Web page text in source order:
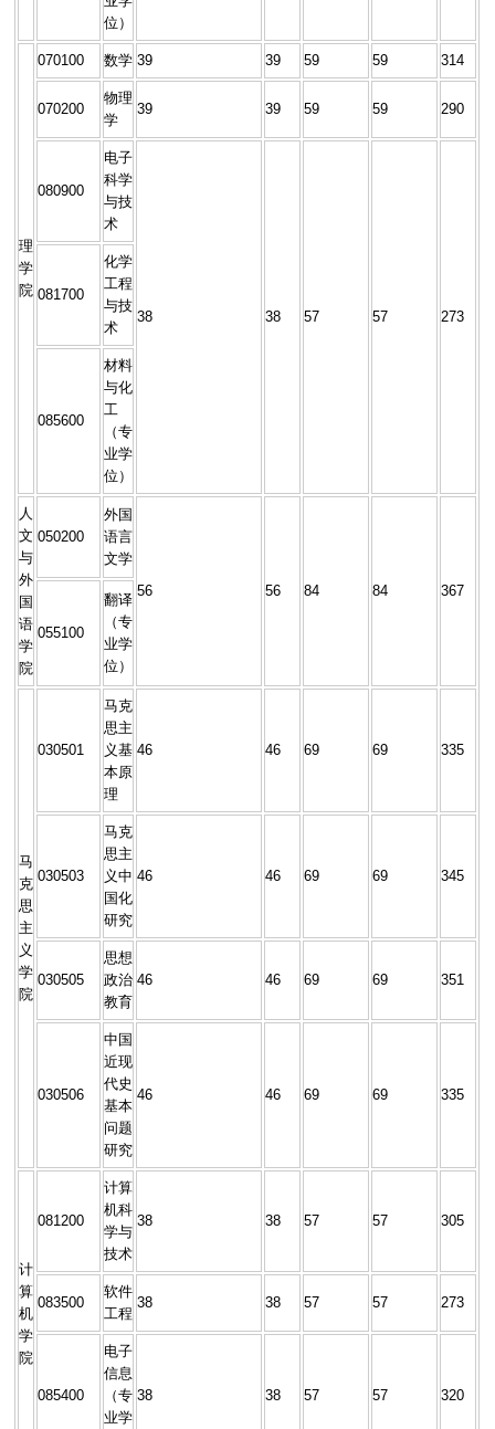
位）
理
学
院
070100 数学 39 39 59 59 314
070200
物理
学
39 39 59 59 290
080900
电子
科学
与技
术
38 38 57 57 273
081700
化学
工程
与技
术
085600
材料
与化
工
（专
业学
位）
人
文
与
外
国
语
学
院
050200
外国
语言
文学
56
56 84 84 367
055100
翻译
（专
业学
位）
马
克
思
主
义
学
院
030501
马克
思主
义基
本原
理
46 46 69 69 335
030503
马克
思主
义中
国化
研究
46 46 69 69 345
030505
思想
政治
教育
46 46 69 69 351
030506
中国
近现
代史
基本
问题
研究
46 46 69 69 335
计
算
机
学
院
081200
计算
机科
学与
技术
38 38 57 57 305
083500
软件
工程
38 38 57 57 273
085400
电子
信息
（专
业学
38 38 57 57 320